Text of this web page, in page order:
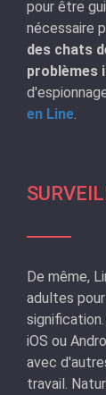
pour être
nécessaire
des chats
problèmes
en Line
De même,
adultes
iOS ou
avec
travail.